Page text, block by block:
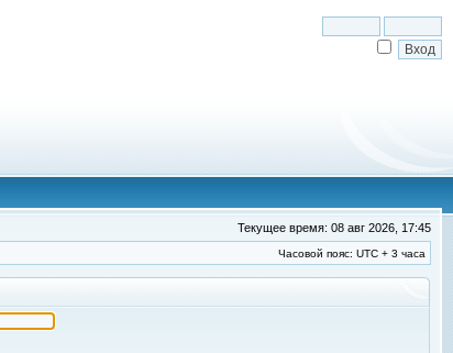
Текущее время: 08 авг 2026, 17:45
Часовой пояс: UTC + 3 часа